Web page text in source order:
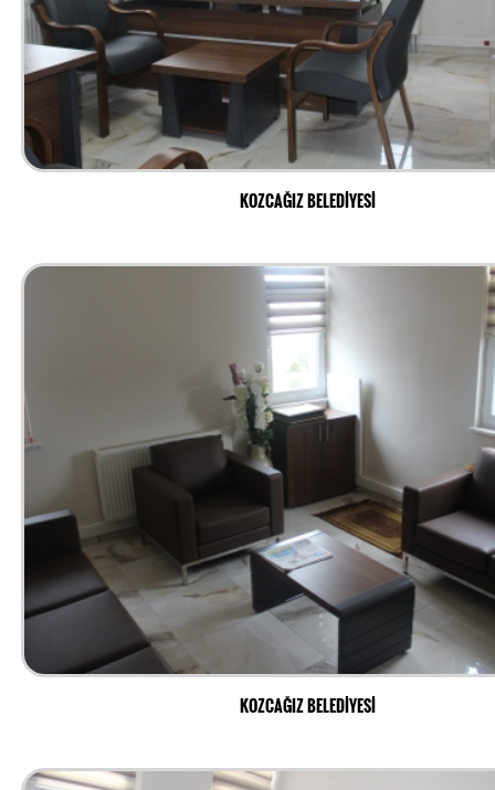
KOZCAĞIZ BELEDİYESİ
KOZCAĞIZ BELEDİYESİ